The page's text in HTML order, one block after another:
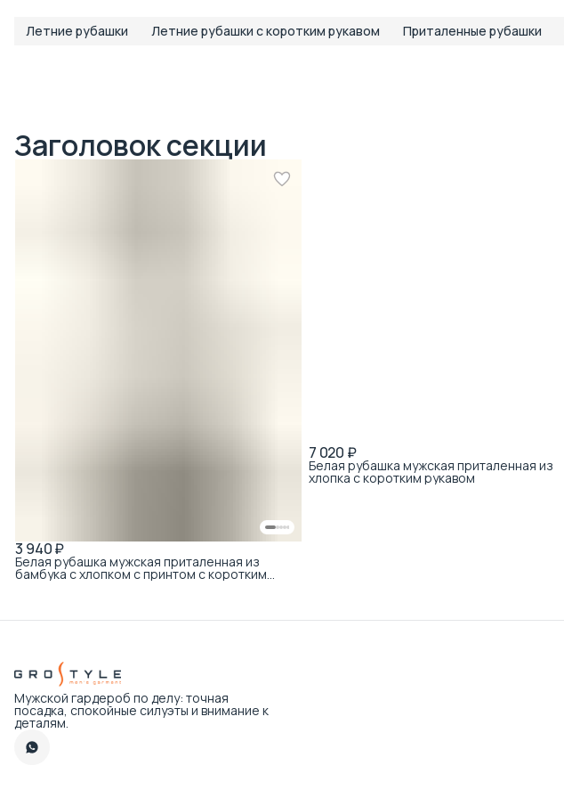
Летние рубашки Летние рубашки с коротким рукавом Приталенные рубашки
Заголовок секции
3 940 ₽
Белая рубашка мужская приталенная из
бамбука с хлопком с принтом с коротким
рукавом
7 020 ₽
Белая рубашка мужская приталенная из
хлопка с коротким рукавом
Мужской гардероб по делу: точная
посадка, спокойные силуэты и внимание к
деталям.